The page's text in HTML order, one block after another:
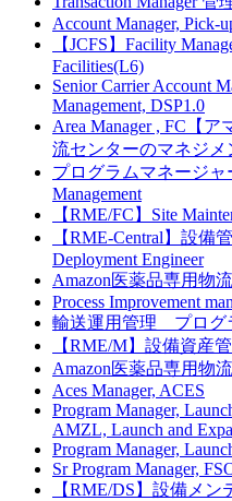
Account Manager, Pick-
【JCFS】Facility
Facilities(L6)
Senior Carrier Account
Management, DSP1.0
Area Manager , FC【
流センターのマネジメ
プログラムマネージャ
Management
【RME/FC】Site
【RME-Central】設備
Deployment Engineer
Amazon医薬品専用物
Process Improvement
輸送運用管理 プログ
【RME/M】設備資産
Amazon医薬品専用物
Aces Manager, ACES
Program Manager,
AMZL, Launch and
Program Manager,
Sr Program Manager,
【RME/DS】設備メ